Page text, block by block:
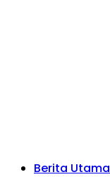
Berita Utama